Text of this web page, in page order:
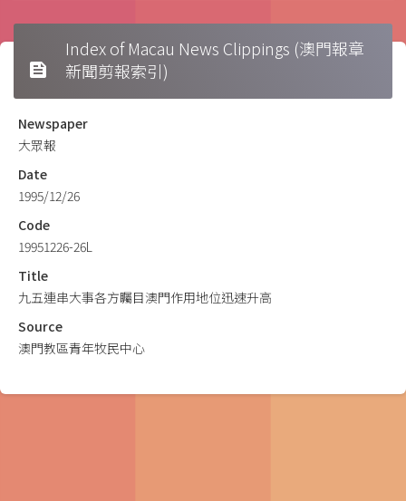
feed
Index of Macau News Clippings (澳門報章
新聞剪報索引)
Newspaper
大眾報
Date
1995/12/26
Code
19951226-26L
Title
九五連串大事各方矚目澳門作用地位迅速升高
Source
澳門教區青年牧民中心